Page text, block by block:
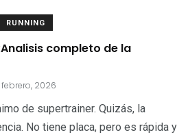
RUNNING
completo de la
febrero, 2026
de supertrainer. Quizás, la
No tiene placa, pero es rápida y